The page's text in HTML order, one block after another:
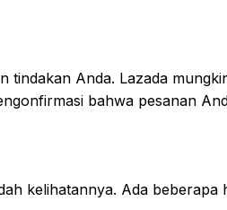
tindakan Anda. Lazada
bahwa pesanan
kelihatannya. Ada beberapa